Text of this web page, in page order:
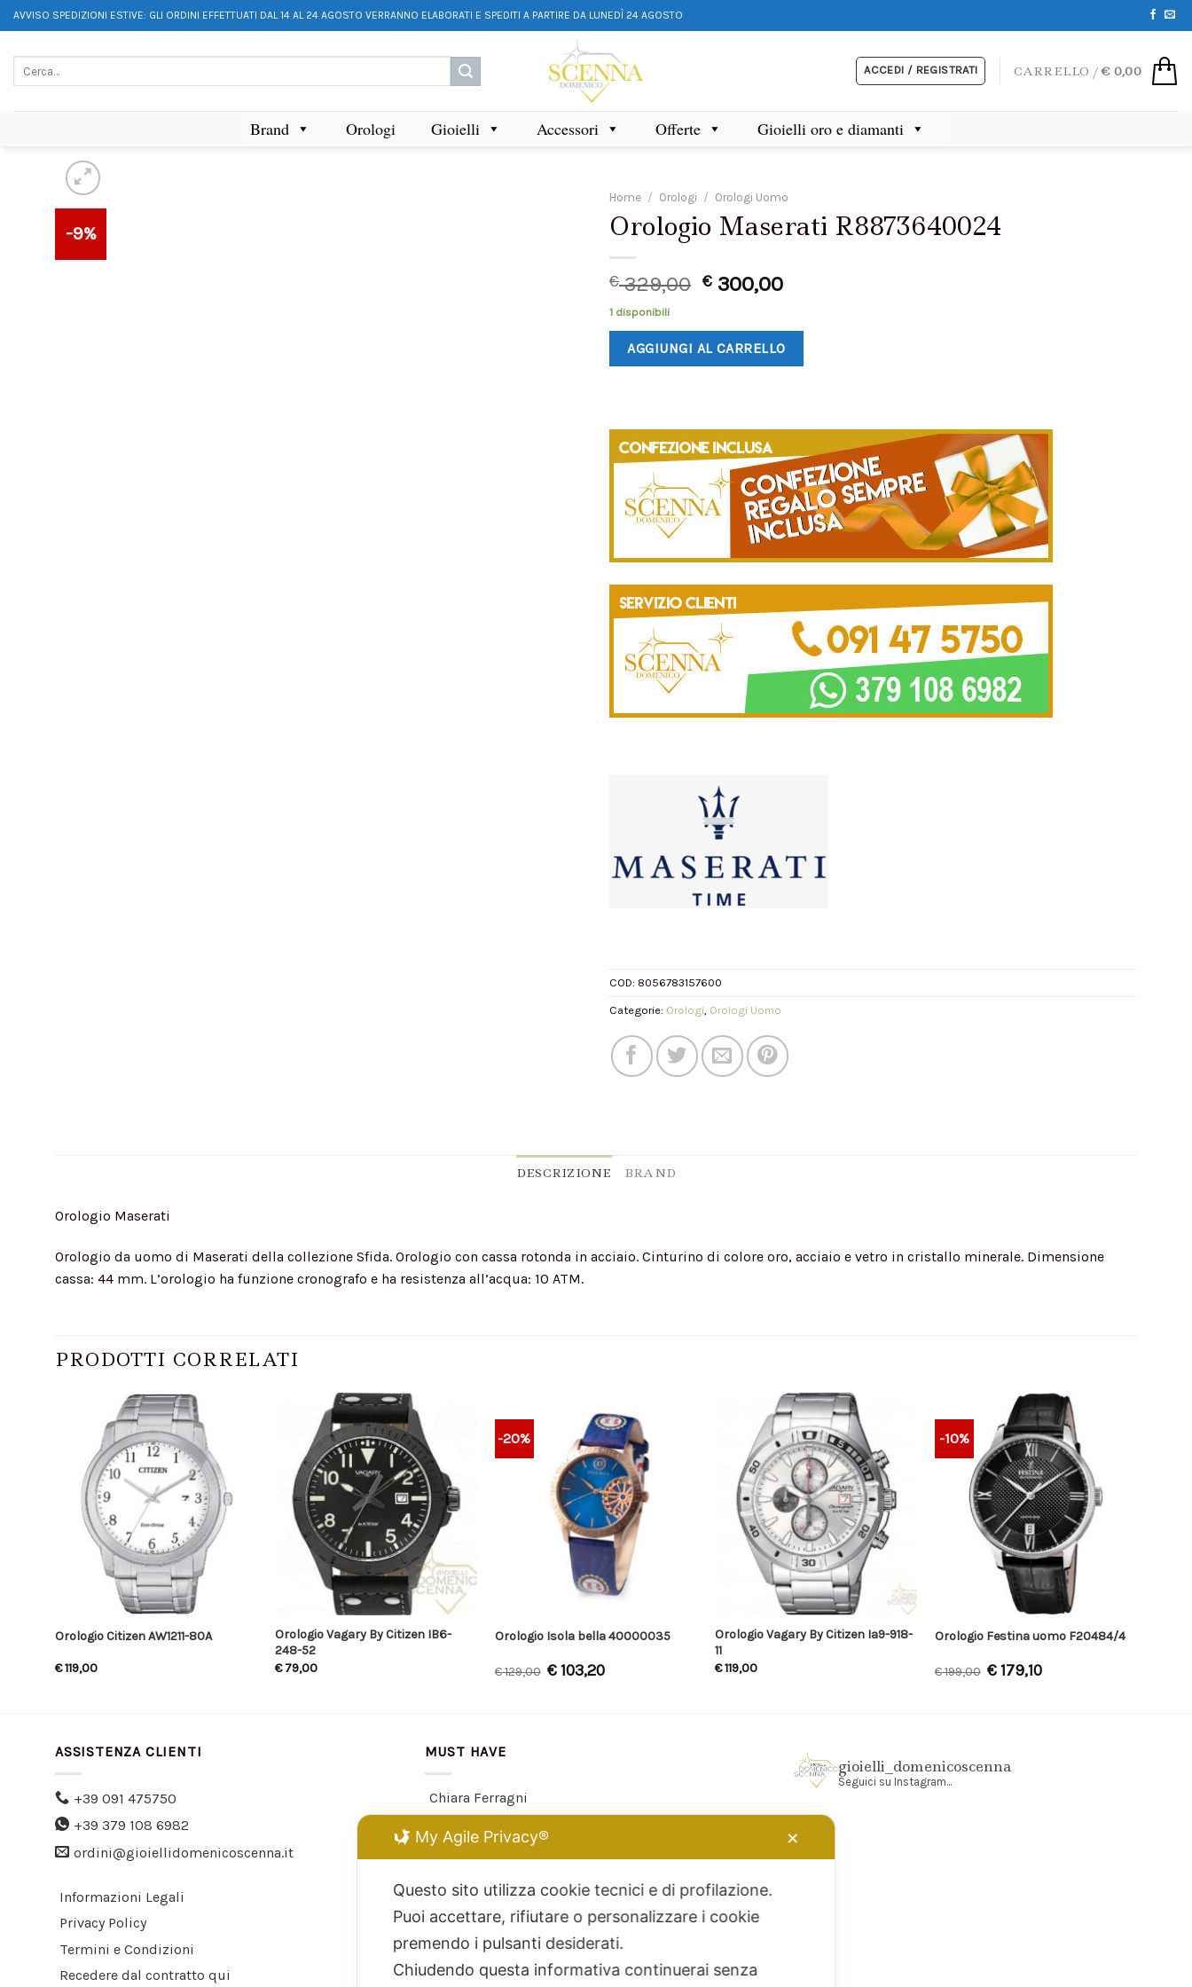
AVVISO SPEDIZIONI ESTIVE: GLI ORDINI EFFETTUATI DAL 14 AL 24 AGOSTO VERRANNO ELABORATI E SPEDITI A PARTIRE DA LUNEDÌ 24 AGOSTO
ACCEDI / REGISTRATI CARRELLO /€ 0,00
Brand Orologi Gioielli Accessori Offerte Gioielli oro e diamanti
-9%
Home / Orologi / Orologi Uomo
Orologio Maserati R8873640024
€329,00 € 300,00
1 disponibili
AGGIUNGI AL CARRELLO
COD: 8056783157600
Categorie: Orologi, Orologi Uomo
DESCRIZIONE BRAND
Orologio Maserati
Orologio da uomo di Maserati della collezione Sfida. Orologio con cassa rotonda in acciaio. Cinturino di colore oro, acciaio e vetro in cristallo minerale. Dimensione
cassa: 44 mm. L’orologio ha funzione cronografo e ha resistenza all’acqua: 10 ATM.
PRODOTTI CORRELATI
Orologio Citizen AW1211-80A
€119,00
Orologio Vagary By Citizen IB6-
248-52
€79,00
-20%
Orologio Isola bella 40000035
€129,00 €103,20
Orologio Vagary By Citizen Ia9-918-
11
€119,00
-10%
Orologio Festina uomo F20484/4
€199,00 €179,10
ASSISTENZA CLIENTI
+39 091 475750
+39 379 108 6982
ordini@gioiellidomenicoscenna.it
Informazioni Legali
Privacy Policy
Termini e Condizioni
Recedere dal contratto qui
MUST HAVE
Chiara Ferragni
Dodo Mariani
Bliss
Kidult
Hamilton
gioielli_domenicoscenna
Seguici su Instagram...
My Agile Privacy® ✕
Questo sito utilizza cookie tecnici e di profilazione.
Puoi accettare, rifiutare o personalizzare i cookie
premendo i pulsanti desiderati.
Chiudendo questa informativa continuerai senza